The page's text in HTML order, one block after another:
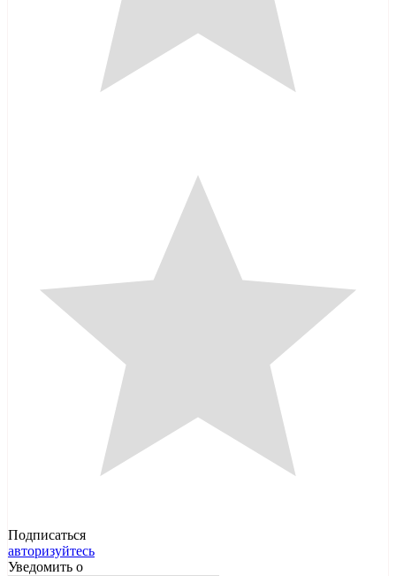
Подписаться
авторизуйтесь
Уведомить о